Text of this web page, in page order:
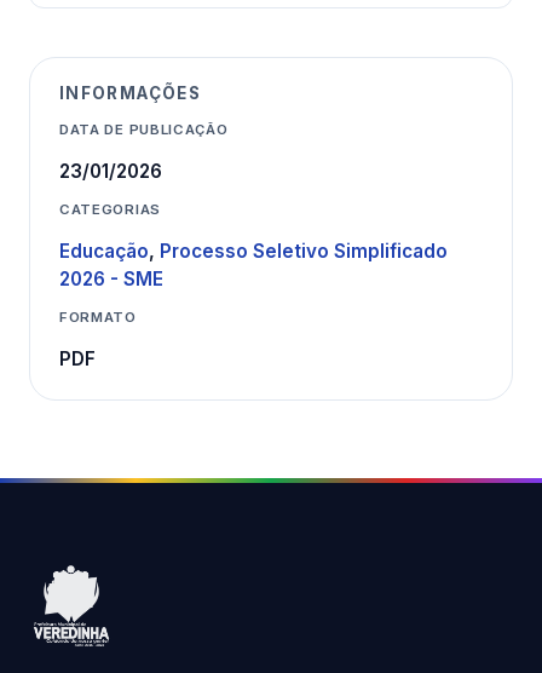
INFORMAÇÕES
DATA DE PUBLICAÇÃO
23/01/2026
CATEGORIAS
Educação, Processo Seletivo Simplificado
2026 - SME
FORMATO
PDF